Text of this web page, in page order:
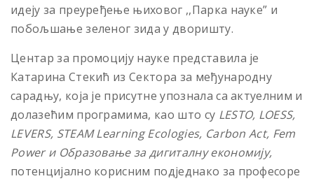
идеју за преуређење њиховог ,,Парка науке” и
побољшање зеленог зида у дворишту.
Центар за промоцију науке представила је
Катарина Стекић из Сектора за међународну
сарадњу, која је присутне упознала са актуелним и
долазећим програмима, као што су LESTO, LOESS,
LEVERS, STEAM Learning Ecologies, Carbon Act, Fem
Powerи Образовање за дигиталну економију,
потенцијално корисним подједнако за професоре